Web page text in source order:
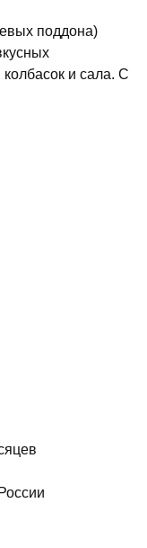
поддона)
и сала. С